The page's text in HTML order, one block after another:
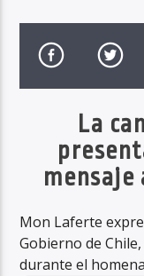
10:00 PM
Haahil
La
mensaje
Mon Laferte
Gobierno de
durante el